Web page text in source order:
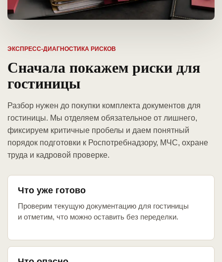
ЭКСПРЕСС-ДИАГНОСТИКА РИСКОВ
Сначала покажем риски для
гостиницы
Разбор нужен до покупки комплекта документов для
гостиницы. Мы отделяем обязательное от лишнего,
фиксируем критичные пробелы и даем понятный
порядок подготовки к Роспотребнадзору, МЧС, охране
труда и кадровой проверке.
Что уже готово
Проверим текущую документацию для гостиницы
и отметим, что можно оставить без переделки.